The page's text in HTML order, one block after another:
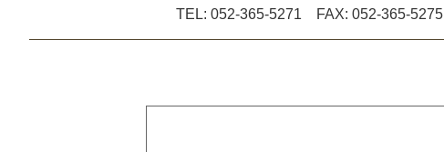
TEL: 052-365-5271 FAX: 052-365-5275